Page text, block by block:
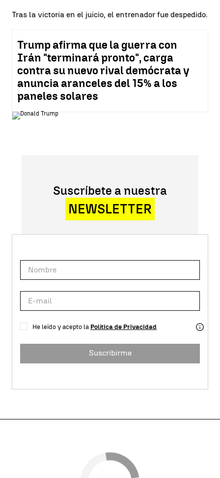
Tras la victoria en el juicio, el entrenador fue despedido.
Trump afirma que la guerra con
Irán "terminará pronto", carga
contra su nuevo rival demócrata y
anuncia aranceles del 15% a los
paneles solares
Suscríbete a nuestra
NEWSLETTER
He leído y acepto la Política de Privacidad
Suscribirme